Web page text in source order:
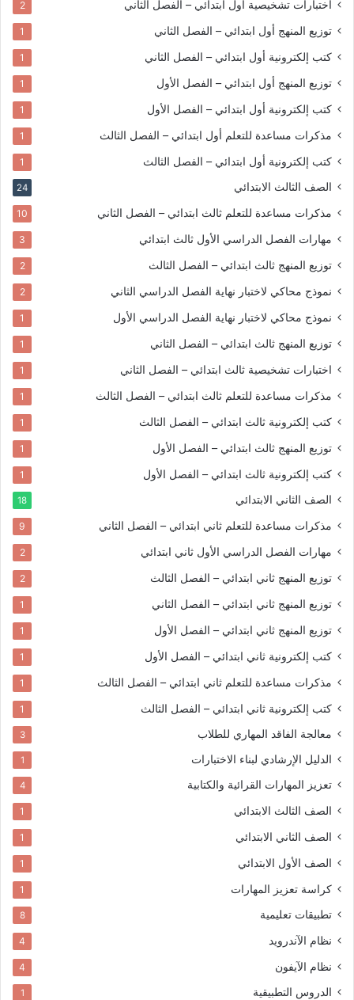
اختبارات تشخيصية أول ابتدائي – الفصل الثاني 2
توزيع المنهج أول ابتدائي – الفصل الثاني 1
كتب إلكترونية أول ابتدائي – الفصل الثاني 1
توزيع المنهج أول ابتدائي – الفصل الأول 1
كتب إلكترونية أول ابتدائي – الفصل الأول 1
مذكرات مساعدة للتعلم أول ابتدائي – الفصل الثالث 1
كتب إلكترونية أول ابتدائي – الفصل الثالث 1
الصف الثالث الابتدائي 24
مذكرات مساعدة للتعلم ثالث ابتدائي – الفصل الثاني 10
مهارات الفصل الدراسي الأول ثالث ابتدائي 3
توزيع المنهج ثالث ابتدائي – الفصل الثالث 2
نموذج محاكي لاختبار نهاية الفصل الدراسي الثاني 2
نموذج محاكي لاختبار نهاية الفصل الدراسي الأول 1
توزيع المنهج ثالث ابتدائي – الفصل الثاني 1
اختبارات تشخيصية ثالث ابتدائي – الفصل الثاني 1
مذكرات مساعدة للتعلم ثالث ابتدائي – الفصل الثالث 1
كتب إلكترونية ثالث ابتدائي – الفصل الثالث 1
توزيع المنهج ثالث ابتدائي – الفصل الأول 1
كتب إلكترونية ثالث ابتدائي – الفصل الأول 1
الصف الثاني الابتدائي 18
مذكرات مساعدة للتعلم ثاني ابتدائي – الفصل الثاني 9
مهارات الفصل الدراسي الأول ثاني ابتدائي 2
توزيع المنهج ثاني ابتدائي – الفصل الثالث 2
توزيع المنهج ثاني ابتدائي – الفصل الثاني 1
توزيع المنهج ثاني ابتدائي – الفصل الأول 1
كتب إلكترونية ثاني ابتدائي – الفصل الأول 1
مذكرات مساعدة للتعلم ثاني ابتدائي – الفصل الثالث 1
كتب إلكترونية ثاني ابتدائي – الفصل الثالث 1
معالجة الفاقد المهاري للطلاب 3
الدليل الإرشادي لبناء الاختبارات 1
تعزيز المهارات القرائية والكتابية 4
الصف الثالث الابتدائي 1
الصف الثاني الابتدائي 1
الصف الأول الابتدائي 1
كراسة تعزيز المهارات 1
تطبيقات تعليمية 8
نظام الآندرويد 4
نظام الآيفون 4
الدروس التطبيقية 1